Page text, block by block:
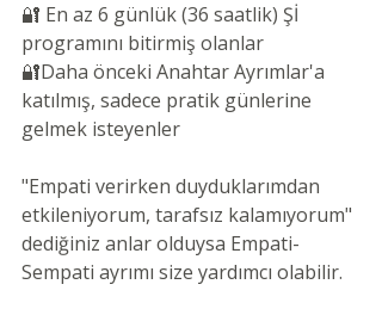
🔐 En az 6 günlük (36 saatlik) Şİ
programını bitirmiş olanlar
🔐Daha önceki Anahtar Ayrımlar'a
katılmış, sadece pratik günlerine
gelmek isteyenler
"Empati verirken duyduklarımdan
etkileniyorum, tarafsız kalamıyorum"
dediğiniz anlar olduysa Empati-
Sempati ayrımı size yardımcı olabilir.